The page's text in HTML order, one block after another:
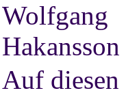
Wolfgang
Hakansson
Auf